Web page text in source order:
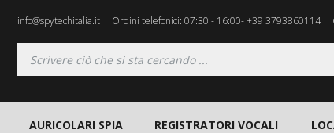
info@spytechitalia.it Ordini telefonici: 07:30 - 16:00- +39 3793860114
AURICOLARI SPIA REGISTRATORI VOCALI